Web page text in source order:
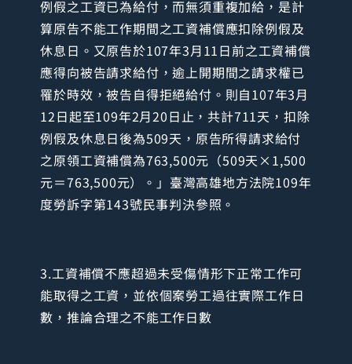
例假之工資已為給付，而無須重複加給，是計
算原告不能工作期間之工資補償應扣除例假及
休息日。又原告於107年3月11日前之工資補償
應得向被告請求給付，逾上開期間之請求權已
罹於時效，被告自得拒絕給付。則自107年3月
12日起至109年2月20日止，共計711天，扣除
例假及休息日後為509天，原告所得請求給付
之原領工資補償為763,500元（509天×1,500
元＝763,500元）。」臺灣高雄地方法院109年
度勞訴字第143號民事判決參照。
3.工資補償不應超過未受傷情形下正常工作可
能取得之工資，並依個案勞工過往實際工作日
數，推論合理之不能工作日數